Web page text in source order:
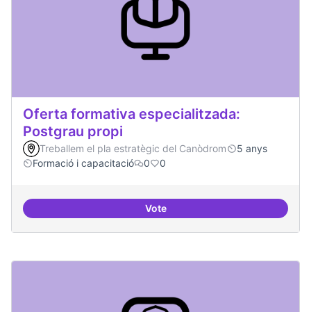
Oferta formativa especialitzada:
Postgrau propi
Treballem el pla estratègic del Canòdrom
5 anys
Formació i capacitació
0 0
VoteOferta formativa especialitzada: